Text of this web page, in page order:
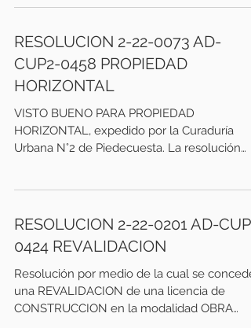
RESOLUCION 2-22-0073 AD-
CUP2-0458 PROPIEDAD
HORIZONTAL
VISTO BUENO PARA PROPIEDAD
HORIZONTAL, expedido por la Curaduría
Urbana N°2 de Piedecuesta. La resolución
RESOLUCION 2-22-0201 AD-
0424 REVALIDACION
Resolución por medio de la cual se concede
una REVALIDACION de una licencia de
CONSTRUCCION en la modalidad OBRA